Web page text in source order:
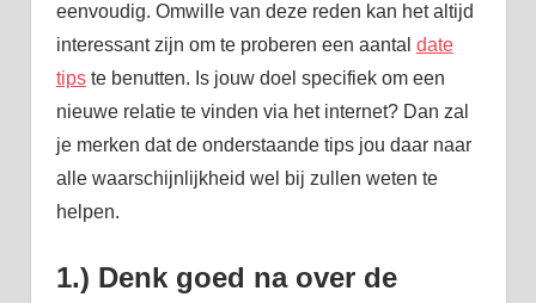
eenvoudig. Omwille van deze reden kan het altijd
interessant zijn om te proberen een aantal date
tipste benutten. Is jouw doel specifiek om een
nieuwe relatie te vinden via het internet? Dan zal
je merken dat de onderstaande tips jou daar naar
alle waarschijnlijkheid wel bij zullen weten te
helpen.
1.) Denk goed na over de